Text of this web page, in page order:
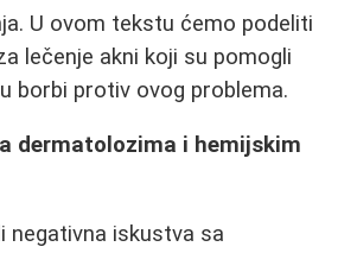
U ovom tekstu ćemo podeliti
lečenje akni koji su pomogli
borbi protiv ovog problema.
dermatolozima i hemijskim
negativna iskustva sa